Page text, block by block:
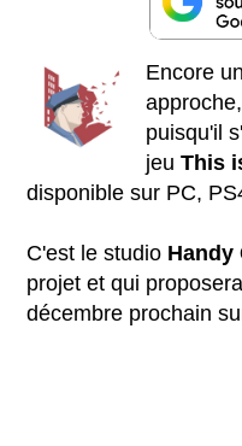
Encore
puisqu'il
jeuThis
disponible sur PC,
C'est le studio Handy
projet et qui
décembre prochain